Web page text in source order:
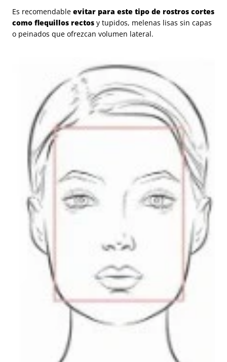
Es recomendable evitar para este tipo de rostros cortes
como flequillos rectos y tupidos, melenas lisas sin capas
o peinados que ofrezcan volumen lateral.